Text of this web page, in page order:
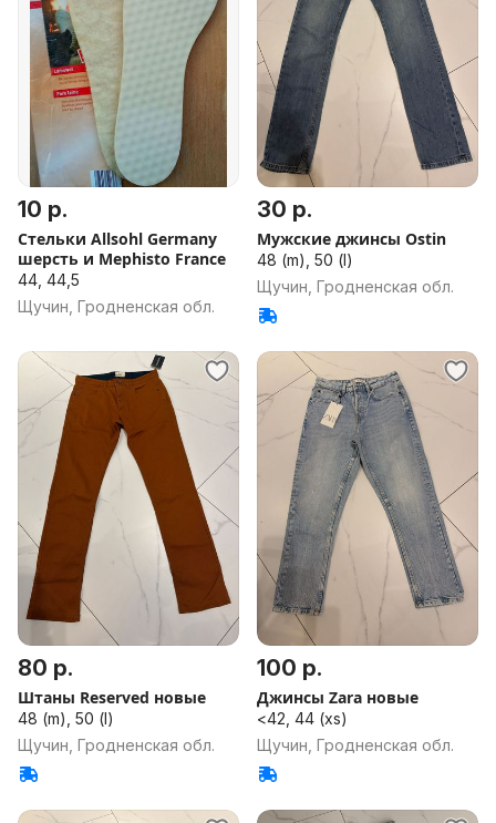
10 р.
Стельки Allsohl Germany
шерсть и Mephisto France
44, 44,5
Щучин, Гродненская обл.
30 р.
Мужские джинсы Ostin
48 (m), 50 (l)
Щучин, Гродненская обл.
80 р.
Штаны Reserved новые
48 (m), 50 (l)
Щучин, Гродненская обл.
100 р.
Джинсы Zara новые
<42, 44 (xs)
Щучин, Гродненская обл.